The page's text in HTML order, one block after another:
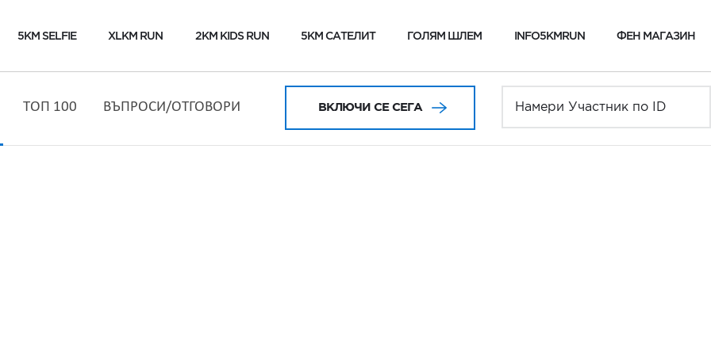
5KM SELFIE XLKM RUN 2KM KIDS RUN 5KM САТЕЛИТ ГОЛЯМ ШЛЕМ INFO5KMRUN ФЕН МАГАЗИН
ТОП 100 ВЪПРОСИ/ОТГОВОРИ ВКЛЮЧИ СЕ СЕГА